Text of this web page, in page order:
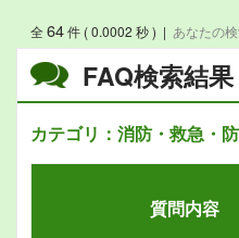
FAQ検索結果
カテゴリ：消防・救急・
全64件 ( 0.0002 秒 ) | あなたの
質問内容